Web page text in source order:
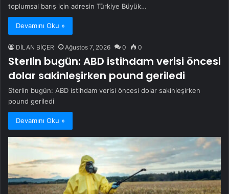
toplumsal barış için adresin Türkiye Büyük…
Devamını Oku »
DİLAN BİÇER Ağustos 7, 2026 0 0
Sterlin bugün: ABD istihdam verisi öncesi
dolar sakinleşirken pound geriledi
Sterlin bugün: ABD istihdam verisi öncesi dolar sakinleşirken
pound geriledi
Devamını Oku »